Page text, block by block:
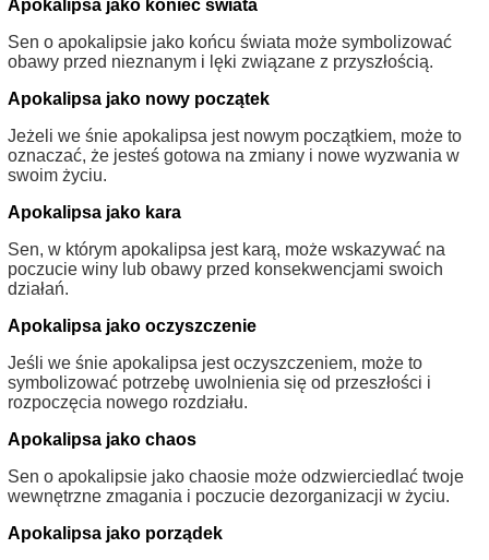
Apokalipsa jako koniec świata
Sen o apokalipsie jako końcu świata może symbolizować
obawy przed nieznanym i lęki związane z przyszłością.
Apokalipsa jako nowy początek
Jeżeli we śnie apokalipsa jest nowym początkiem, może to
oznaczać, że jesteś gotowa na zmiany i nowe wyzwania w
swoim życiu.
Apokalipsa jako kara
Sen, w którym apokalipsa jest karą, może wskazywać na
poczucie winy lub obawy przed konsekwencjami swoich
działań.
Apokalipsa jako oczyszczenie
Jeśli we śnie apokalipsa jest oczyszczeniem, może to
symbolizować potrzebę uwolnienia się od przeszłości i
rozpoczęcia nowego rozdziału.
Apokalipsa jako chaos
Sen o apokalipsie jako chaosie może odzwierciedlać twoje
wewnętrzne zmagania i poczucie dezorganizacji w życiu.
Apokalipsa jako porządek